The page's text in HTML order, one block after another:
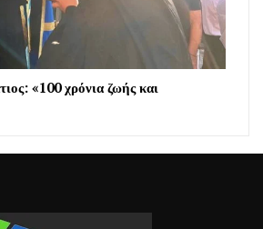
«100 χρόνια ζωής και